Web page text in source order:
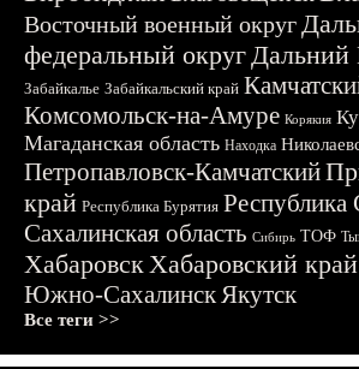
Восточный военный округ
федеральный округДальний
Забайкалье Забайкальский край
Комсомольск-на-Амуре Корякия
Магаданская область Находка
Петропавловск-Камчатский
край Республика Бурятия Республика
Сахалинская область Сибирь ТОФ
ХабаровскХабаровский край
Южно-СахалинскЯкутск
Все теги >>